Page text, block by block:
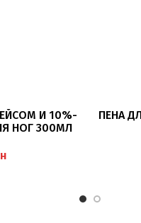
И 10%-
НОГ 300МЛ
ПЕНА